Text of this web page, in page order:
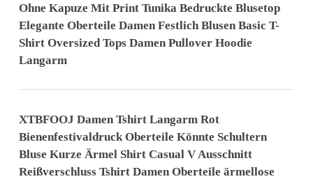
Ohne Kapuze Mit Print Tunika Bedruckte Blusetop
Elegante Oberteile Damen Festlich Blusen Basic T-
Shirt Oversized Tops Damen Pullover Hoodie
Langarm
XTBFOOJ Damen Tshirt Langarm Rot
Bienenfestivaldruck Oberteile Könnte Schultern
Bluse Kurze Ärmel Shirt Casual V Ausschnitt
Reißverschluss Tshirt Damen Oberteile ärmellose